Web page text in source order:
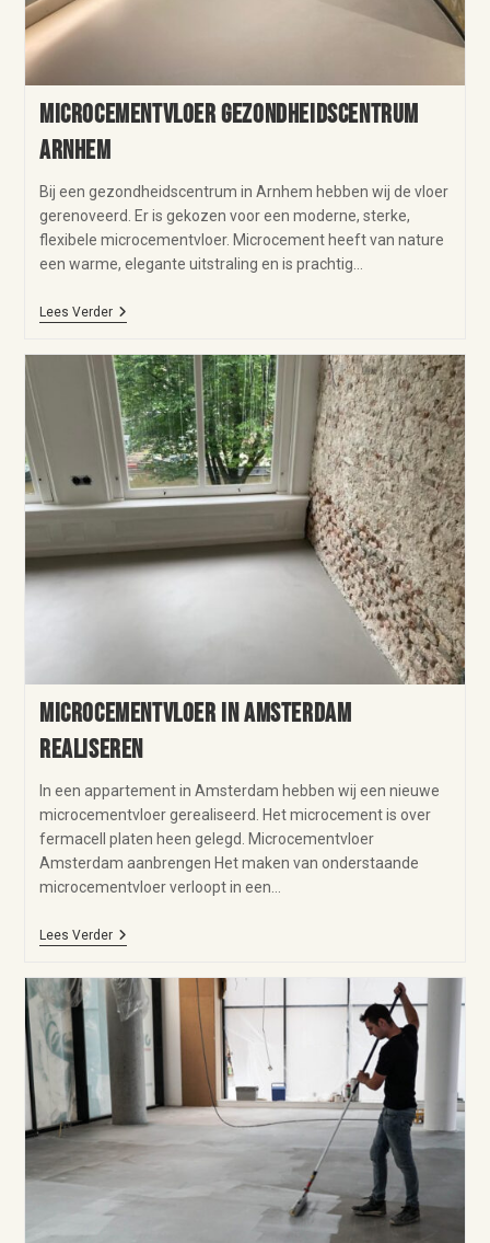
Microcementvloer gezondheidscentrum
Arnhem
Bij een gezondheidscentrum in Arnhem hebben wij de vloer
gerenoveerd. Er is gekozen voor een moderne, sterke,
flexibele microcementvloer. Microcement heeft van nature
een warme, elegante uitstraling en is prachtig…
Lees Verder
Microcementvloer in Amsterdam
realiseren
In een appartement in Amsterdam hebben wij een nieuwe
microcementvloer gerealiseerd. Het microcement is over
fermacell platen heen gelegd. Microcementvloer
Amsterdam aanbrengen Het maken van onderstaande
microcementvloer verloopt in een…
Lees Verder